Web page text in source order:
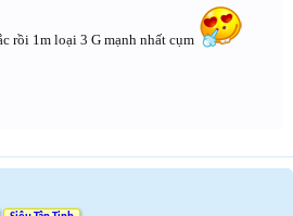
rồi 1m loại 3 G mạnh nhất cụm